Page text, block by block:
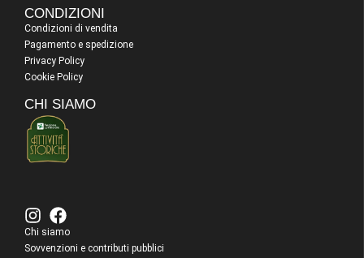
CONDIZIONI
Condizioni di vendita
Pagamento e spedizione
Privacy Policy
Cookie Policy
CHI SIAMO
Chi siamo
Sovvenzioni e contributi pubblici